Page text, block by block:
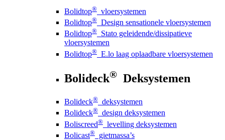
Bolidtop® vloersystemen
Bolidtop® Design sensationele vloersystemen
Bolidtop® Stato geleidende/dissipatieve
vloersystemen
Bolidtop® E.lo laag oplaadbare vloersystemen
Bolideck® Deksystemen
Bolideck® deksystemen
Bolideck® design deksystemen
Boliscreed® levelling deksystemen
Bolicast® gietmassa’s